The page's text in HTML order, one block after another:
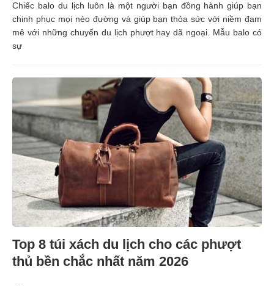
Chiếc balo du lịch luôn là một người bạn đồng hành giúp bạn
chinh phục mọi nẻo đường và giúp bạn thỏa sức với niềm đam
mê với những chuyến du lịch phượt hay dã ngoại. Mẫu balo có
sự
Top 8 túi xách du lịch cho các phượt
thủ bền chắc nhất năm 2026